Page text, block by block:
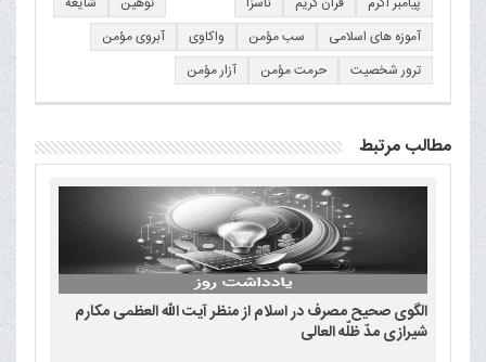
آموزه های اسلامی
سب مؤمن واکاوی
آبروی مؤمن
ترور شخصیت
حرمت مؤمن آزار مؤمن
مطالب مرتبط
الگوی صحیح مصرف در اسلام از منظر آیت الله العظمی مکارم
شیرازی مدّ ظلّه العالی